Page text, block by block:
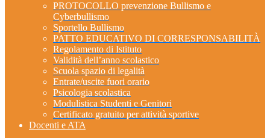
PROTOCOLLO prevenzione Bullismo e
Cyberbullismo
Sportello Bullismo
PATTO EDUCATIVO DI CORRESPONSABILITÀ
Regolamento di Istituto
Validità dell’anno scolastico
Scuola spazio di legalità
Entrate/uscite fuori orario
Psicologia scolastica
Modulistica Studenti e Genitori
Certificato gratuito per attività sportive
Docenti e ATA